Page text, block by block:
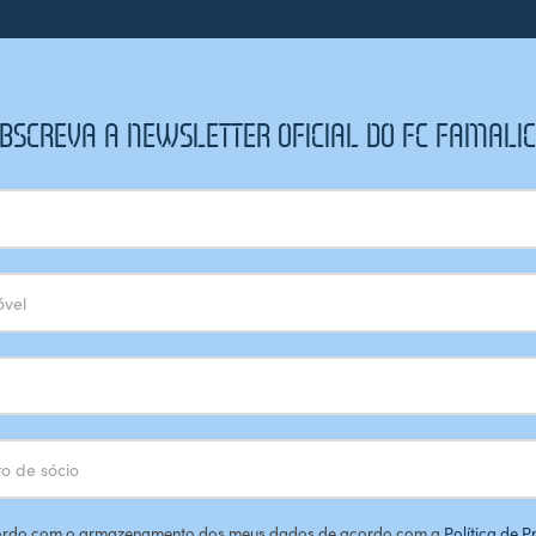
A NEWSLETTER OFICIAL DO FC